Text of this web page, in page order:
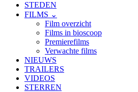
STEDEN
FILMS ⌄
Film overzicht
Films in bioscoop
Premierefilms
Verwachte films
NIEUWS
TRAILERS
VIDEOS
STERREN